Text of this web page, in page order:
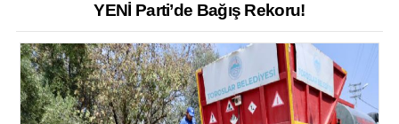
YENİ Parti’de Bağış Rekoru!